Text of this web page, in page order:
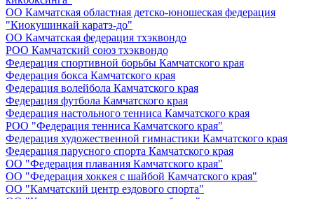
ОО Камчатская областная детско-юношеская федерация
"Киокушинкай каратэ-до"
ОО Камчатская федерация тхэквондо
РОО Камчатский союз тхэквондо
Федерация спортивной борьбы Камчатского края
Федерация бокса Камчатского края
Федерация волейбола Камчатского края
Федерация футбола Камчатского края
Федерация настольного тенниса Камчатского края
РОО "Федерация тенниса Камчатского края"
Федерация художественной гимнастики Камчатского края
Федерация парусного спорта Камчатского края
ОО "Федерация плавания Камчатского края"
ОО "Федерация хоккея с шайбой Камчатского края"
ОО "Камчатский центр ездового спорта"